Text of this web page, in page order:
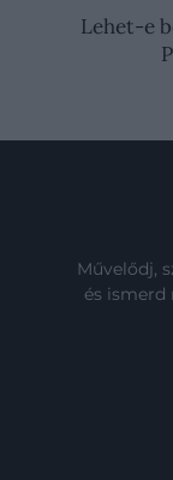
Lehet-e
Művelődj,
és ismerd